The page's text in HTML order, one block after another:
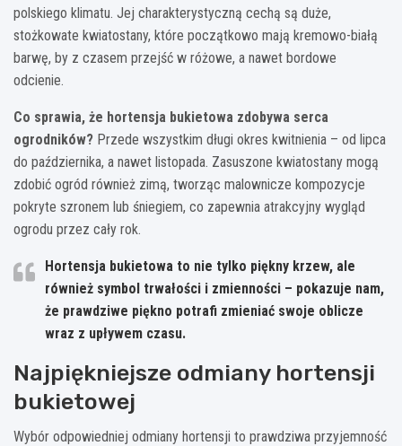
polskiego klimatu. Jej charakterystyczną cechą są duże,
stożkowate kwiatostany, które początkowo mają kremowo-białą
barwę, by z czasem przejść w różowe, a nawet bordowe
odcienie.
Co sprawia, że hortensja bukietowa zdobywa serca
ogrodników? Przede wszystkim długi okres kwitnienia – od lipca
do października, a nawet listopada. Zasuszone kwiatostany mogą
zdobić ogród również zimą, tworząc malownicze kompozycje
pokryte szronem lub śniegiem, co zapewnia atrakcyjny wygląd
ogrodu przez cały rok.
Hortensja bukietowa to nie tylko piękny krzew, ale
również symbol trwałości i zmienności – pokazuje nam,
że prawdziwe piękno potrafi zmieniać swoje oblicze
wraz z upływem czasu.
Najpiękniejsze odmiany hortensji
bukietowej
Wybór odpowiedniej odmiany hortensji to prawdziwa przyjemność